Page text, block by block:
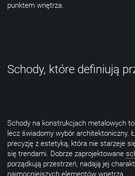
punktem wnętrza.
Schody, które definiują
Schody na konstrukcjach metalowych
lecz świadomy wybór architektoniczny.
precyzję z estetyką, która nie starzeje
się trendami. Dobrze zaprojektowane
porządkują przestrzeń, nadają jej
najmocniejszych elementów wnętrza.